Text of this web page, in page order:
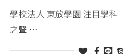
學校法人 東放學園 注目學
之聲 …